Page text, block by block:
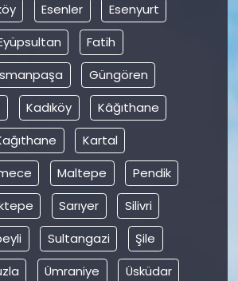
Esenler
Esenyurt
Fatih
Güngören
Kadıköy
Kâğıthane
Kartal
Maltepe
Pendik
Sarıyer
Silivri
Sultangazi
Şile
Ümraniye
Üsküdar